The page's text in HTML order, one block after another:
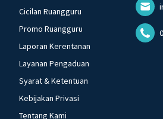
Cicilan Ruangguru
Promo Ruangguru
Laporan Kerentanan
Layanan Pengaduan
Syarat & Ketentuan
Kebijakan Privasi
Tentang Kami